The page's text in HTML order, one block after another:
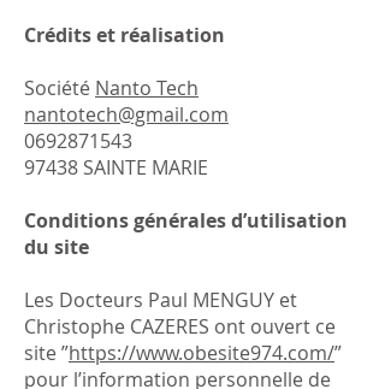
Crédits et réalisation
Société Nanto Tech
nantotech@gmail.com
0692871543
97438 SAINTE MARIE
Conditions générales d’utilisation
du site
Les Docteurs Paul MENGUY et
Christophe CAZERES ont ouvert ce
site ”https://www.obesite974.com/”
pour l’information personnelle de